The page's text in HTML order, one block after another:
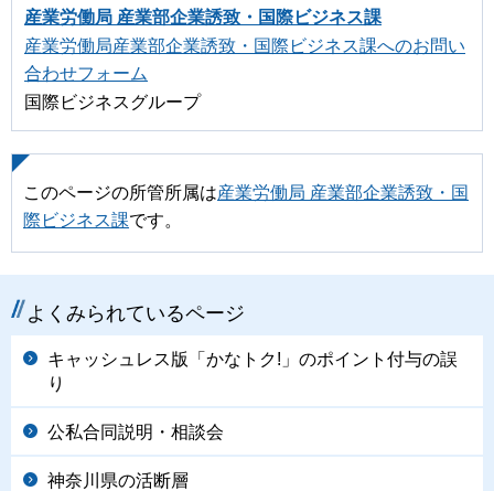
産業労働局 産業部企業誘致・国際ビジネス課
産業労働局産業部企業誘致・国際ビジネス課へのお問い
合わせフォーム
国際ビジネスグループ
このページの所管所属は産業労働局 産業部企業誘致・国
際ビジネス課です。
よくみられているページ
キャッシュレス版「かなトク!」のポイント付与の誤
り
公私合同説明・相談会
神奈川県の活断層